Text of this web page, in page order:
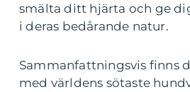
smälta ditt hjärta och ge
i deras bedårande natur.
Sammanfattningsvis finns
med världens sötaste